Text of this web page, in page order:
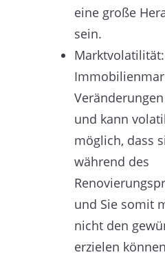
eine große
sein.
und kann
möglich, dass
während des
und Sie somit
nicht den
erzielen